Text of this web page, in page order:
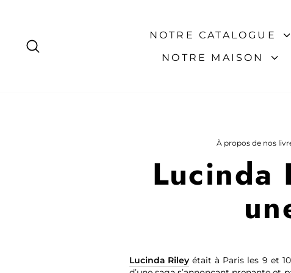
NOTRE CATALOGUE
NOTRE MAISON
À propos de nos
Lucinda
Lucinda Riley était à Paris les 9 et